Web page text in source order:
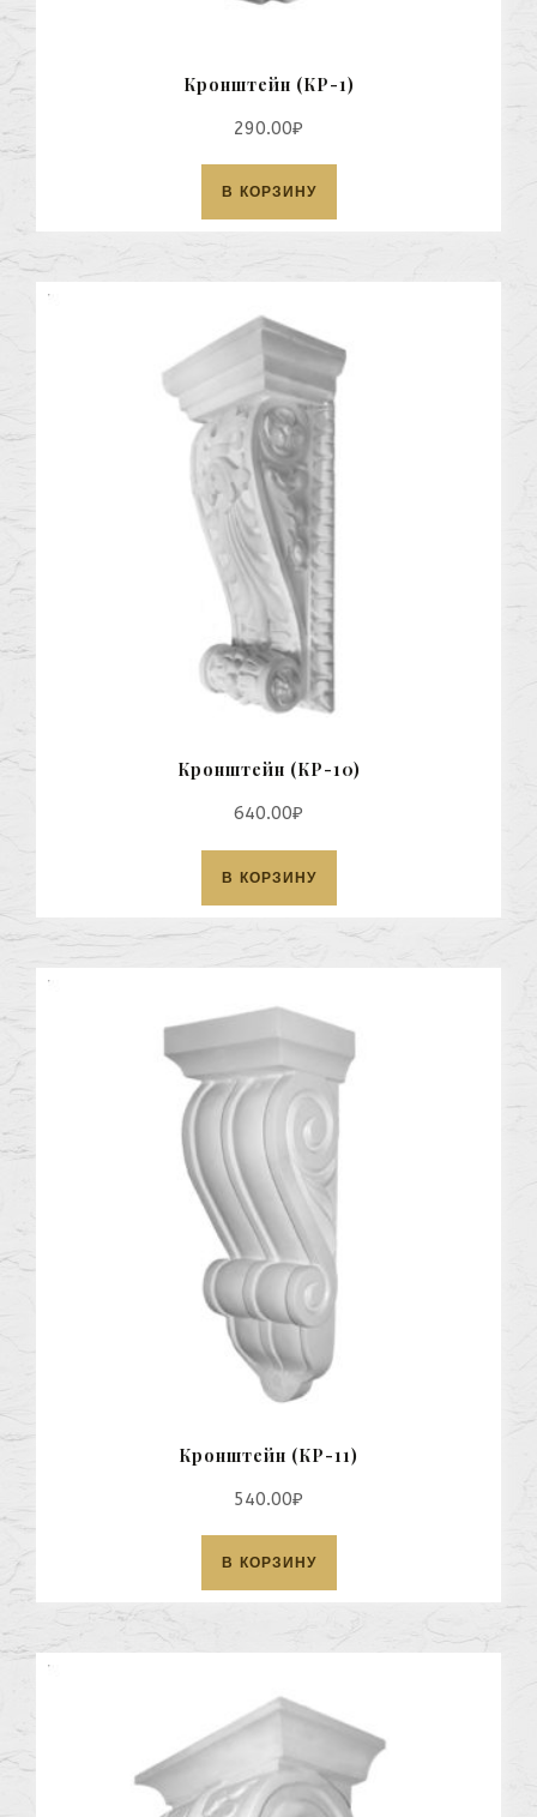
Кронштейн (КР-1)
290.00₽
В КОРЗИНУ
Кронштейн (КР-10)
640.00₽
В КОРЗИНУ
Кронштейн (КР-11)
540.00₽
В КОРЗИНУ